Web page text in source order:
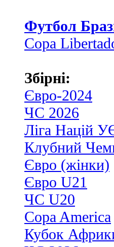
Футбол
Copa
Збірні:
Євро-2024
ЧС 2026
Ліга Націй
Клубний
Євро (жінки)
Євро U21
ЧС U20
Copa America
Кубок